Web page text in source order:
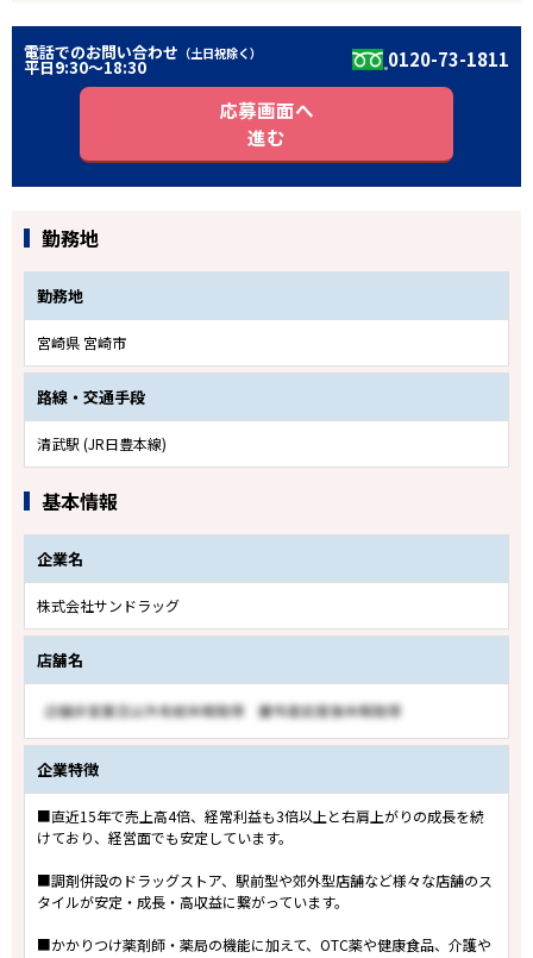
電話でのお問い合わせ （土日祝除く）
平日9:30〜18:30 0120-73-1811
応募画面へ
進む
勤務地
勤務地
宮崎県 宮崎市
路線・交通手段
清武駅 (JR日豊本線)
基本情報
企業名
株式会社サンドラッグ
店舗名
企業特徴
■直近15年で売上高4倍、経常利益も3倍以上と右肩上がりの成長を続
けており、経営面でも安定しています。
■調剤併設のドラッグストア、駅前型や郊外型店舗など様々な店舗のス
タイルが安定・成長・高収益に繋がっています。
■かかりつけ薬剤師・薬局の機能に加えて、OTC薬や健康食品、介護や